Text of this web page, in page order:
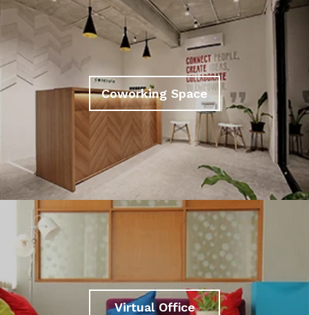
Coworking Space
Virtual Office